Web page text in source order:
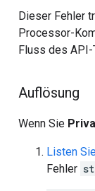
Dieser Fehler
Processor-
Fluss des
Auflösung
Wenn Sie
Listen
Fehler